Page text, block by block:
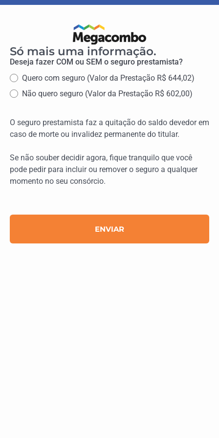
Só mais uma informação.
Deseja fazer COM ou SEM o seguro prestamista?
Quero com seguro (Valor da Prestação R$ 644,02)
⁠Não quero seguro (Valor da Prestação R$ 602,00)
O seguro prestamista faz a quitação do saldo devedor em
caso de morte ou invalidez permanente do titular.
Se não souber decidir agora, fique tranquilo que você
pode pedir para incluir ou remover o seguro a qualquer
momento no seu consórcio.
ENVIAR